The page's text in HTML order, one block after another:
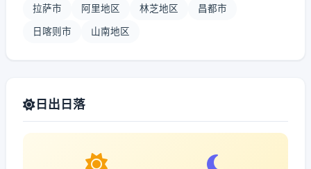
拉萨市 阿里地区 林芝地区 昌都市
日喀则市 山南地区
日出日落